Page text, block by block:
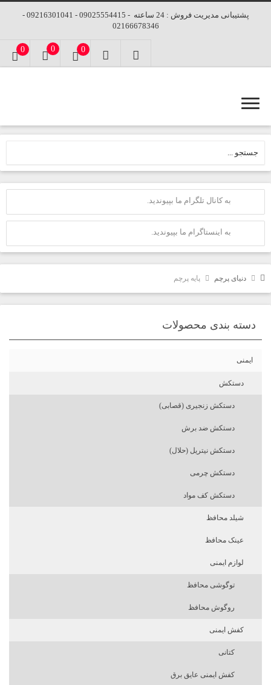
پشتیبانی مدیریت فروش : 24 ساعته - 09025554415 - 09216301041 -
02166678346
0 0 0
به کانال تلگرام ما بپیوندید.
به اینستاگرام ما بپیوندید.
دنیای پرچم پایه پرچم
دسته بندی محصولات
ایمنی
دستکش
دستکش زنجیری (قصابی)
دستکش ضد برش
دستکش نیتریل (حلال)
دستکش چرمی
دستکش کف مواد
شیلد محافظ
عینک محافظ
لوازم ایمنی
توگوشی محافظ
روگوش محافظ
کفش ایمنی
کتانی
کفش ایمنی عایق برق